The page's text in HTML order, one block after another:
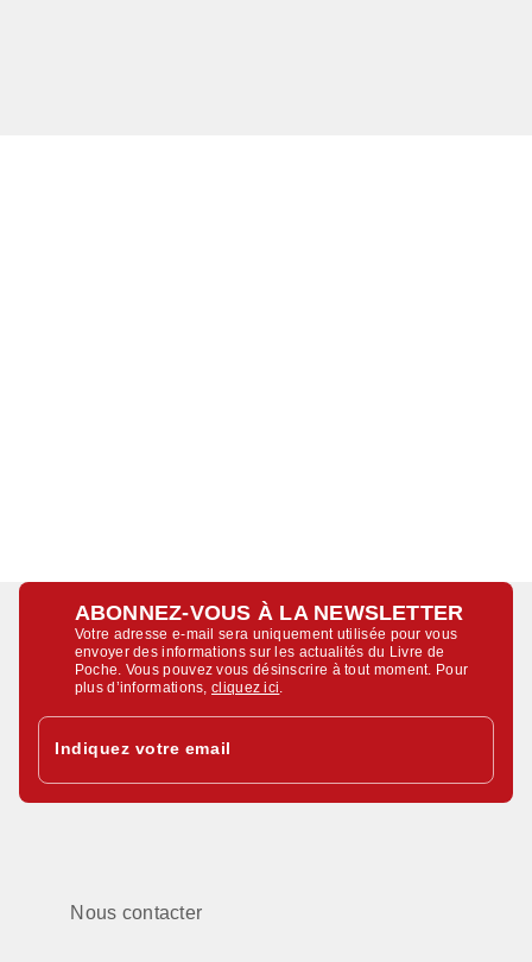
ABONNEZ-VOUS À LA NEWSLETTER
Votre adresse e-mail sera uniquement utilisée pour vous
envoyer des informations sur les actualités du Livre de
Poche. Vous pouvez vous désinscrire à tout moment. Pour
plus d’informations,cliquez ici
Indiquez votre email
Nous contacter